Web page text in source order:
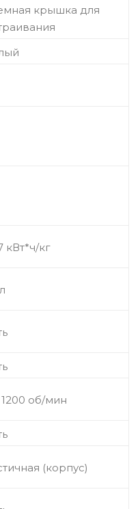
крышка для
кВт*ч/кг
об/мин
(корпус)